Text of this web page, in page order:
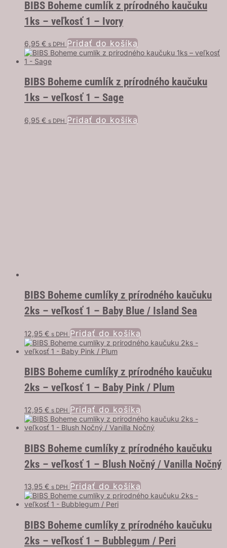
BIBS Boheme cumlík z prírodného kaučuku
1ks – veľkosť 1 – Ivory
6,95 € s DPH Pridať do košíka
BIBS Boheme cumlík z prírodného kaučuku
1ks – veľkosť 1 – Sage
6,95 € s DPH Pridať do košíka
BIBS Boheme cumlíky z prírodného kaučuku
2ks – veľkosť 1 – Baby Blue / Island Sea
12,95 € s DPH Pridať do košíka
BIBS Boheme cumlíky z prírodného kaučuku
2ks – veľkosť 1 – Baby Pink / Plum
12,95 € s DPH Pridať do košíka
BIBS Boheme cumlíky z prírodného kaučuku
2ks – veľkosť 1 – Blush Nočný / Vanilla Nočný
13,95 € s DPH Pridať do košíka
BIBS Boheme cumlíky z prírodného kaučuku
2ks – veľkosť 1 – Bubblegum / Peri